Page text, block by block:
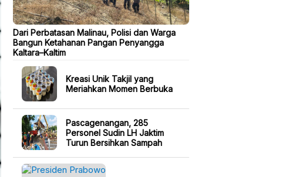
Dari Perbatasan Malinau, Polisi dan Warga
Bangun Ketahanan Pangan Penyangga
Kaltara–Kaltim
Kreasi Unik Takjil yang
Meriahkan Momen Berbuka
Pascagenangan, 285
Personel Sudin LH Jaktim
Turun Bersihkan Sampah